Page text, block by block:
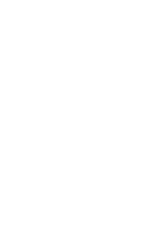
vlastnú kreativitu, alebo
vnútro“ prostredníctvom
Pri tomto kurze vás
procesom maľovania
ukážem vám, ako sa pri
vašich rúk na plátne.
Stretnutie/kurz